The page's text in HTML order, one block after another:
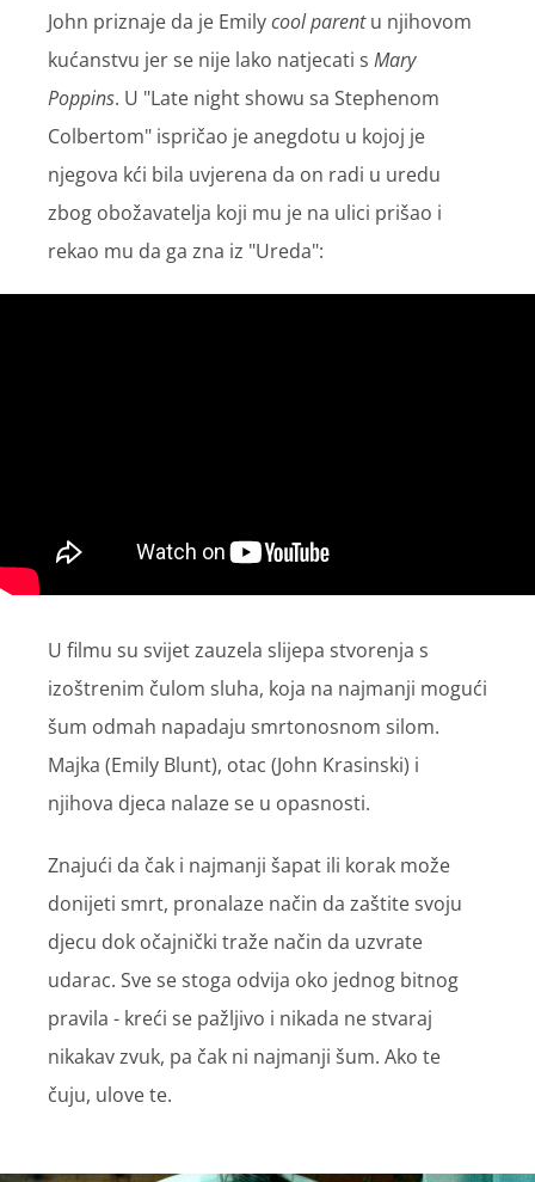
John priznaje da je Emilycool parentu njihovom
kućanstvu jer se nije lako natjecati s Mary
Poppins. U "Late night showu sa Stephenom
Colbertom" ispričao je anegdotu u kojoj je
njegova kći bila uvjerena da on radi u uredu
zbog obožavatelja koji mu je na ulici prišao i
rekao mu da ga zna iz "Ureda":
U filmu su svijet zauzela slijepa stvorenja s
izoštrenim čulom sluha, koja na najmanji mogući
šum odmah napadaju smrtonosnom silom.
Majka (Emily Blunt), otac (John Krasinski) i
njihova djeca nalaze se u opasnosti.
Znajući da čak i najmanji šapat ili korak može
donijeti smrt, pronalaze način da zaštite svoju
djecu dok očajnički traže način da uzvrate
udarac. Sve se stoga odvija oko jednog bitnog
pravila - kreći se pažljivo i nikada ne stvaraj
nikakav zvuk, pa čak ni najmanji šum. Ako te
čuju, ulove te.